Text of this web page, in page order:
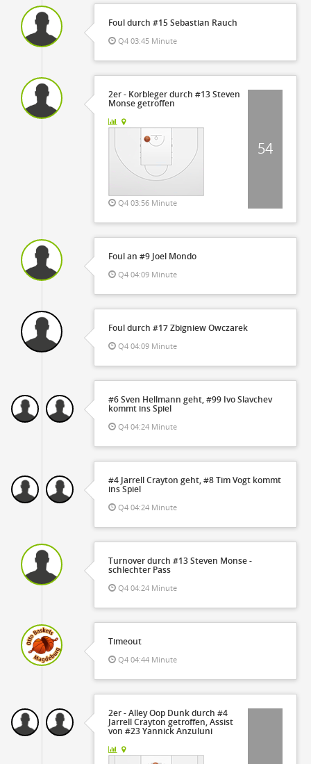
Foul durch #15 Sebastian Rauch
Q4 03:45 Minute
2er - Korbleger durch #13 Steven
Monse getroffen
Q4 03:56 Minute
54
Foul an #9 Joel Mondo
Q4 04:09 Minute
Foul durch #17 Zbigniew Owczarek
Q4 04:09 Minute
#6 Sven Hellmann geht, #99 Ivo Slavchev
kommt ins Spiel
Q4 04:24 Minute
#4 Jarrell Crayton geht, #8 Tim Vogt kommt
ins Spiel
Q4 04:24 Minute
Turnover durch #13 Steven Monse -
schlechter Pass
Q4 04:24 Minute
Timeout
Q4 04:44 Minute
2er - Alley Oop Dunk durch #4
Jarrell Crayton getroffen, Assist
von #23 Yannick Anzuluni